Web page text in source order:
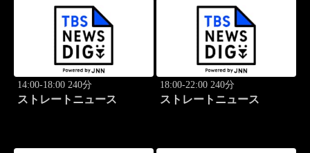
14:00-18:00 240分
ストレートニュース
18:00-22:00 240分
ストレートニュース